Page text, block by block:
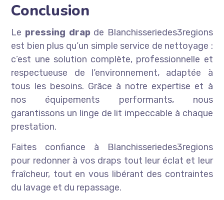
Conclusion
Le pressing drapde Blanchisseriedes3regions
est bien plus qu’un simple service de nettoyage :
c’est une solution complète, professionnelle et
respectueuse de l’environnement, adaptée à
tous les besoins. Grâce à notre expertise et à
nos équipements performants, nous
garantissons un linge de lit impeccable à chaque
prestation.
Faites confiance à Blanchisseriedes3regions
pour redonner à vos draps tout leur éclat et leur
fraîcheur, tout en vous libérant des contraintes
du lavage et du repassage.